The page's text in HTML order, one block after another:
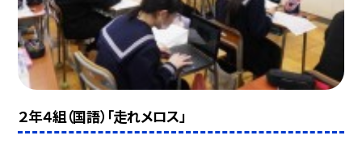
２年４組（国語）「走れメロス」